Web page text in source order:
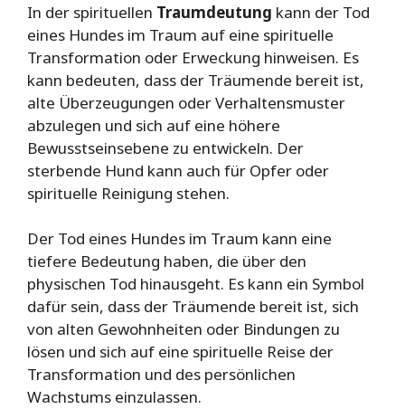
In der spirituellen Traumdeutung kann der Tod
eines Hundes im Traum auf eine spirituelle
Transformation oder Erweckung hinweisen. Es
kann bedeuten, dass der Träumende bereit ist,
alte Überzeugungen oder Verhaltensmuster
abzulegen und sich auf eine höhere
Bewusstseinsebene zu entwickeln. Der
sterbende Hund kann auch für Opfer oder
spirituelle Reinigung stehen.
Der Tod eines Hundes im Traum kann eine
tiefere Bedeutung haben, die über den
physischen Tod hinausgeht. Es kann ein Symbol
dafür sein, dass der Träumende bereit ist, sich
von alten Gewohnheiten oder Bindungen zu
lösen und sich auf eine spirituelle Reise der
Transformation und des persönlichen
Wachstums einzulassen.